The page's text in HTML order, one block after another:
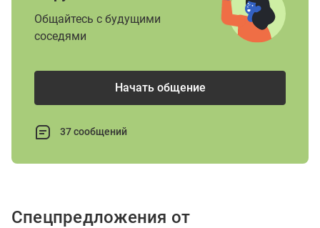
Общайтесь с будущими
соседями
Начать общение
37 сообщений
Спецпредложения от